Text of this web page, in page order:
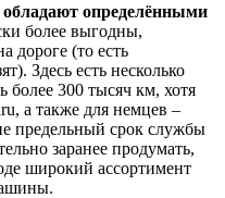
определёнными
более выгодны,
дороге (то есть
Здесь есть несколько
более 300 тысяч км, хотя
а также для немцев –
предельный срок службы
заранее продумать,
широкий ассортимент